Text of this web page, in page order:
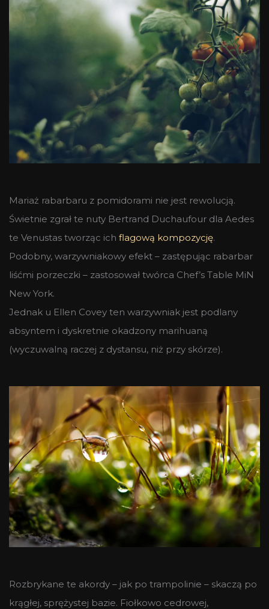
Mariaż rabarbaru z pomidorami nie jest rewolucją.
Świetnie zgrał te nuty Bertrand Duchaufour dla Aedes
te Venustas tworząc ich flagową kompozycję.
Podobny, warzywniakowy efekt – zastępując rabarbar
liśćmi porzeczki – zastosował twórca Chef’s Table MiN
New York.
Jednak u Ellen Covey ten warzywniak jest podlany
absyntem i dyskretnie okadzony marihuaną
(wyczuwalną raczej z dystansu, niż przy skórze).
Rozbrykane te akordy – jak po trampolinie – skaczą po
krągłej, sprężystej bazie. Fiołkowo cedrowej,